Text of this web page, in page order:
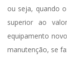
ou seja, quando
superior ao
equipamento
manutenção, se